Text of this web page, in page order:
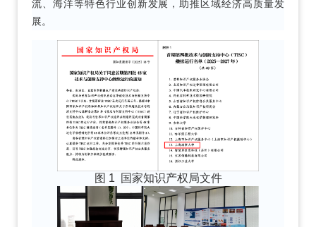
流、海洋等特色行业创新发展，助推区域经济高质量发
展。
图 1 国家知识产权局文件